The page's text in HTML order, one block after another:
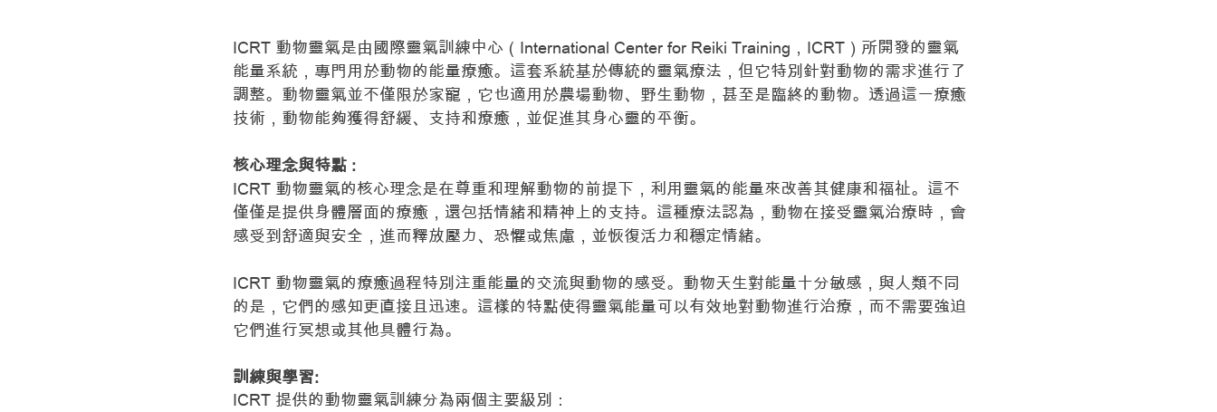
ICRT 動物靈氣是由國際靈氣訓練中心（International Center for Reiki Training，ICRT）所開發的靈氣
能量系統，專門用於動物的能量療癒。這套系統基於傳統的靈氣療法，但它特別針對動物的需求進行了
調整。動物靈氣並不僅限於家寵，它也適用於農場動物、野生動物，甚至是臨終的動物。透過這一療癒
技術，動物能夠獲得舒緩、支持和療癒，並促進其身心靈的平衡。
核心理念與特點 :
ICRT 動物靈氣的核心理念是在尊重和理解動物的前提下，利用靈氣的能量來改善其健康和福祉。這不
僅僅是提供身體層面的療癒，還包括情緒和精神上的支持。這種療法認為，動物在接受靈氣治療時，會
感受到舒適與安全，進而釋放壓力、恐懼或焦慮，並恢復活力和穩定情緒。
ICRT 動物靈氣的療癒過程特別注重能量的交流與動物的感受。動物天生對能量十分敏感，與人類不同
的是，它們的感知更直接且迅速。這樣的特點使得靈氣能量可以有效地對動物進行治療，而不需要強迫
它們進行冥想或其他具體行為。
訓練與學習:
ICRT 提供的動物靈氣訓練分為兩個主要級別：